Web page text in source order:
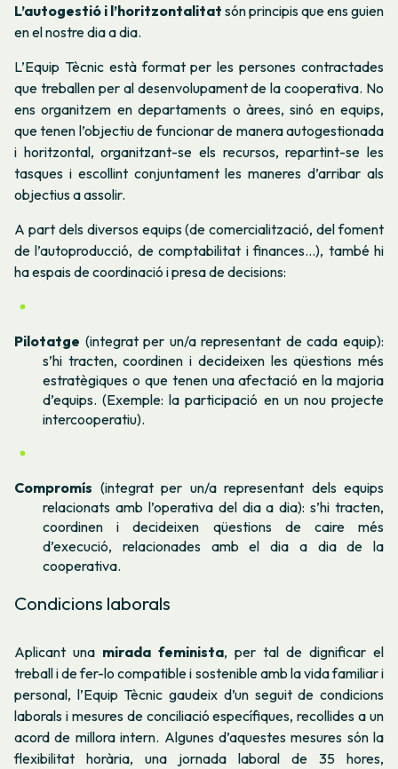
L’autogestió i l’horitzontalitat són principis que ens guien
en el nostre dia a dia.
L’Equip Tècnic està format per les persones contractades
que treballen per al desenvolupament de la cooperativa. No
ens organitzem en departaments o àrees, sinó en equips,
que tenen l’objectiu de funcionar de manera autogestionada
i horitzontal, organitzant-se els recursos, repartint-se les
tasques i escollint conjuntament les maneres d’arribar als
objectius a assolir.
A part dels diversos equips (de comercialització, del foment
de l’autoproducció, de comptabilitat i finances…), també hi
ha espais de coordinació i presa de decisions:
Pilotatge (integrat per un/a representant de cada equip):
s’hi tracten, coordinen i decideixen les qüestions més
estratègiques o que tenen una afectació en la majoria
d’equips. (Exemple: la participació en un nou projecte
intercooperatiu).
Compromís (integrat per un/a representant dels equips
relacionats amb l’operativa del dia a dia): s’hi tracten,
coordinen i decideixen qüestions de caire més
d’execució, relacionades amb el dia a dia de la
cooperativa.
Condicions laborals
Aplicant una mirada feminista, per tal de dignificar el
treball i de fer-lo compatible i sostenible amb la vida familiar i
personal, l’Equip Tècnic gaudeix d’un seguit de condicions
laborals i mesures de conciliació específiques, recollides a un
acord de millora intern. Algunes d’aquestes mesures són la
flexibilitat horària, una jornada laboral de 35 hores,